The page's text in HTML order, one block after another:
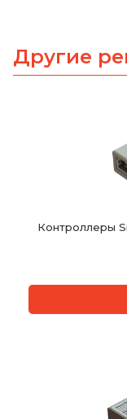
Другие
Контроллеры